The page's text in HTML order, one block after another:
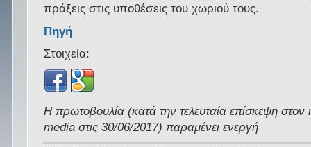
πράξεις στις υποθέσεις του χωριού τους.
Πηγή
Στοιχεία:
Η πρωτοβουλία (κατά την τελευταία επίσκεψη
media στις 30/06/2017) παραμένει ενεργή